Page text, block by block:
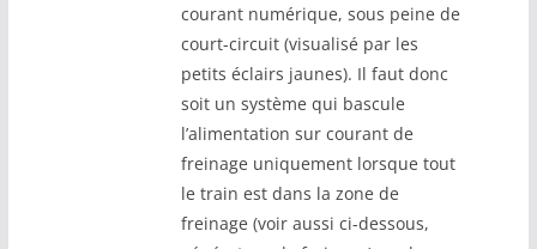
courant numérique, sous peine de
court-circuit (visualisé par les
petits éclairs jaunes). Il faut donc
soit un système qui bascule
l’alimentation sur courant de
freinage uniquement lorsque tout
le train est dans la zone de
freinage (voir aussi ci-dessous,